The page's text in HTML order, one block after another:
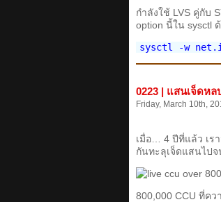
กำลังใช้ LVS คู่กับ
option นี้ใน sysctl
sysctl -w
0223 | แสนเจ็ดห
Friday, March 10th,
เมื่อ… 4 ปีที่แล้ว เร
กันทะลุเจ็ดแสนไป
800,000 CCU ที่ค